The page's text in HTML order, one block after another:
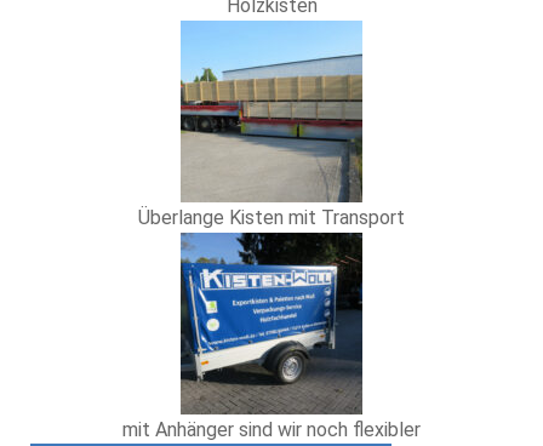
Holzkisten
Überlange Kisten mit Transport
mit Anhänger sind wir noch flexibler